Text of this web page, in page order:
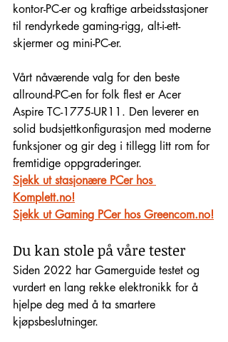
kontor-PC-er og kraftige arbeidsstasjoner
til rendyrkede gaming-rigg, alt-i-ett-
skjermer og mini-PC-er.
Vårt nåværende valg for den beste
allround-PC-en for folk flest er Acer
Aspire TC-1775-UR11. Den leverer en
solid budsjettkonfigurasjon med moderne
funksjoner og gir deg i tillegg litt rom for
fremtidige oppgraderinger.
Sjekk ut stasjonære PCer hos
Komplett.no!
Sjekk ut Gaming PCer hos Greencom.no!
Du kan stole på våre tester
Siden 2022 har Gamerguide testet og
vurdert en lang rekke elektronikk for å
hjelpe deg med å ta smartere
kjøpsbeslutninger.